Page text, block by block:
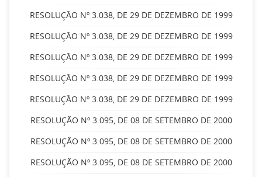
RESOLUÇÃO Nº 3.038, DE 29 DE DEZEMBRO DE 1999
RESOLUÇÃO Nº 3.038, DE 29 DE DEZEMBRO DE 1999
RESOLUÇÃO Nº 3.038, DE 29 DE DEZEMBRO DE 1999
RESOLUÇÃO Nº 3.038, DE 29 DE DEZEMBRO DE 1999
RESOLUÇÃO Nº 3.038, DE 29 DE DEZEMBRO DE 1999
RESOLUÇÃO Nº 3.095, DE 08 DE SETEMBRO DE 2000
RESOLUÇÃO Nº 3.095, DE 08 DE SETEMBRO DE 2000
RESOLUÇÃO Nº 3.095, DE 08 DE SETEMBRO DE 2000